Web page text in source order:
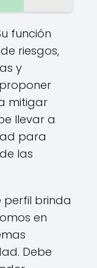
función
riesgos,
y
mitigar
llevar a
para
las
perfil brinda
en
Debe